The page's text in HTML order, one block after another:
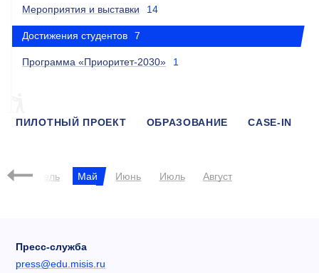
Мероприятия и выставки 14
Достижения студентов 7
Программа «Приоритет-2030» 1
ПИЛОТНЫЙ ПРОЕКТ ОБРАЗОВАНИЕ CASE-IN
Апрель Май Июнь Июль Август
Пресс-служба
press@edu.misis.ru